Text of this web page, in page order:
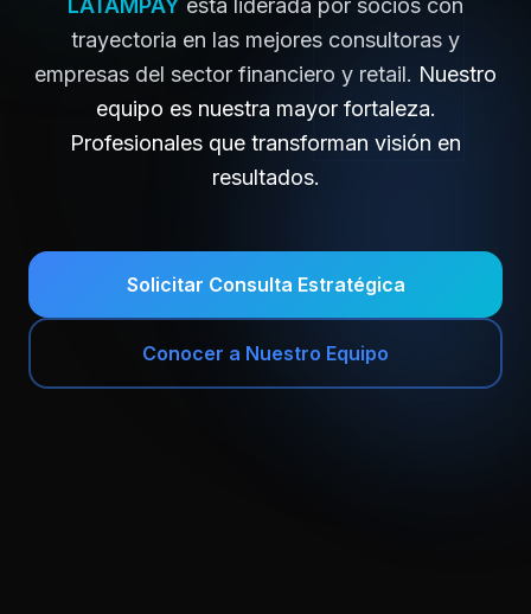
LATAMPAY está liderada por socios con
trayectoria en las mejores consultoras y
empresas del sector financiero y retail. Nuestro
equipo es nuestra mayor fortaleza.
Profesionales que transforman visión en
resultados.
Solicitar Consulta Estratégica
Conocer a Nuestro Equipo